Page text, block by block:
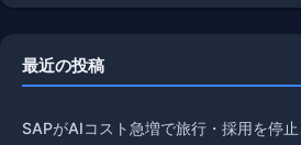
最近の投稿
SAPがAIコスト急増で旅行・採用を停